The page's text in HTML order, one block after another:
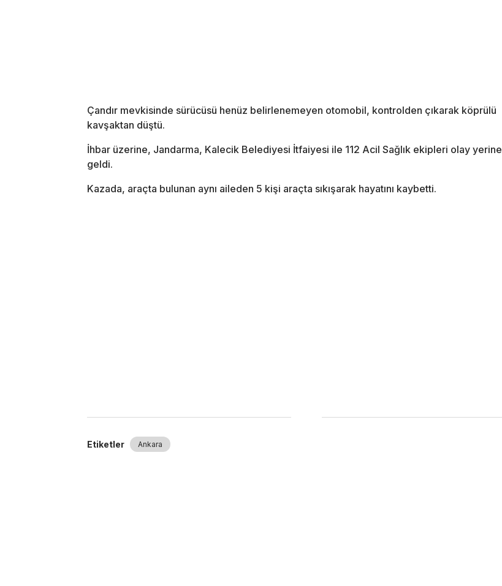
Çandır mevkisinde sürücüsü henüz belirlenemeyen otomobil, kontrolden çıkarak köprülü
kavşaktan düştü.
İhbar üzerine, Jandarma, Kalecik Belediyesi İtfaiyesi ile 112 Acil Sağlık ekipleri olay yerine
geldi.
Kazada, araçta bulunan aynı aileden 5 kişi araçta sıkışarak hayatını kaybetti.
Etiketler Ankara